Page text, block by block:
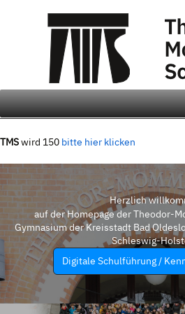
TMSwird 150 bitte hier klicken
Herzlich
auf der Homepage der Theodor-
Gymnasium der Kreisstadt Bad
Schleswig-
Digitale Schulführung /